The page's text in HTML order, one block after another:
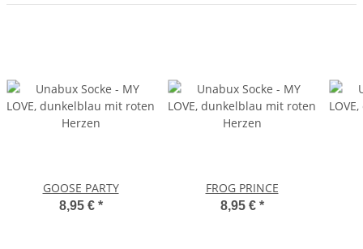
GOOSE PARTY
8,95 € *
FROG PRINCE
8,95 € *